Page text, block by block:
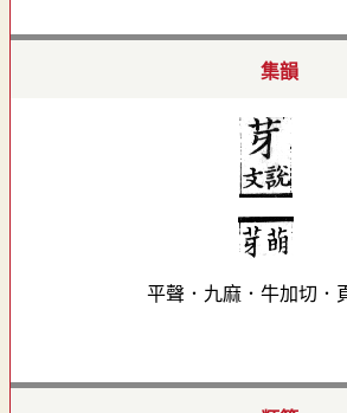
集韻
平聲．九麻．牛加切．